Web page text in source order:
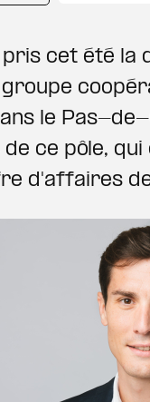
cet été la
le Pas-
ce pôle,
d'affaires